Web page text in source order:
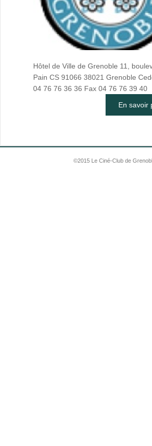
Hôtel de Ville de Grenoble 11,
Pain CS 91066 38021 Grenoble
04 76 76 36 36 Fax 04 76 76 39 40
En savoir
©2015 Le Ciné-Club de